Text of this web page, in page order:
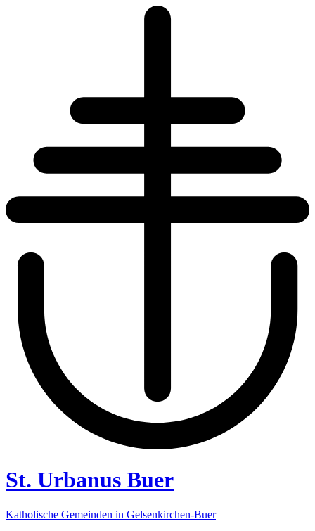
St. Urbanus Buer
Katholische Gemeinden in Gelsenkirchen-Buer